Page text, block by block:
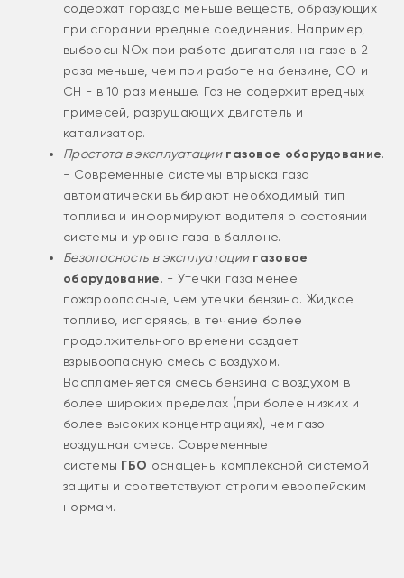
содержат гораздо меньше веществ, образующих
при сгорании вредные соединения. Например,
выбросы NOx при работе двигателя на газе в 2
раза меньше, чем при работе на бензине, CO и
CH - в 10 раз меньше. Газ не содержит вредных
примесей, разрушающих двигатель и
катализатор.
Простота в эксплуатации газовое оборудование.
- Современные системы впрыска газа
автоматически выбирают необходимый тип
топлива и информируют водителя о состоянии
системы и уровне газа в баллоне.
Безопасность в эксплуатации газовое
оборудование. - Утечки газа менее
пожароопасные, чем утечки бензина. Жидкое
топливо, испаряясь, в течение более
продолжительного времени создает
взрывоопасную смесь с воздухом.
Воспламеняется смесь бензина с воздухом в
более широких пределах (при более низких и
более высоких концентрациях), чем газо-
воздушная смесь. Современные
системы ГБО оснащены комплексной системой
защиты и соответствуют строгим европейским
нормам.